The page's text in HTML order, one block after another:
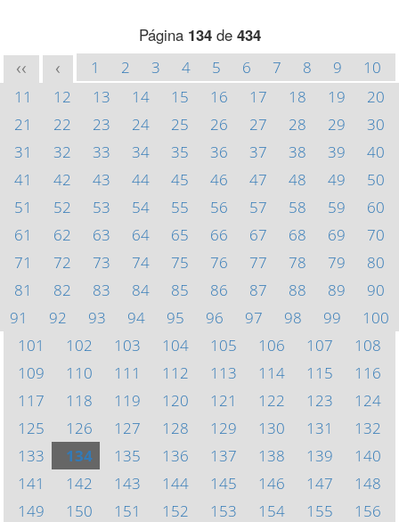
Página 134de 434
<< < 1 2 3 4 5 6 7 8 9
10
11
12 13 14 15 16 17 18 19
20
21
22 23 24 25 26 27 28 29
30
31
32 33 34 35 36 37 38 39
40
41
42 43 44 45 46 47 48 49
50
51
52 53 54 55 56 57 58 59
60
61
62 63 64 65 66 67 68 69
70
71
72 73 74 75 76 77 78 79
80
81
82 83 84 85 86 87 88 89
90
91
92 93 94 95 96 97 98 99
100
101
102 103 104 105 106 107
108
109
110 111 112 113 114 115
116
117
118 119 120 121 122 123
124
125
126 127 128 129 130 131
132
133
134 135 136 137 138 139
140
141
142 143 144 145 146 147
148
149
150 151 152 153 154 155
156